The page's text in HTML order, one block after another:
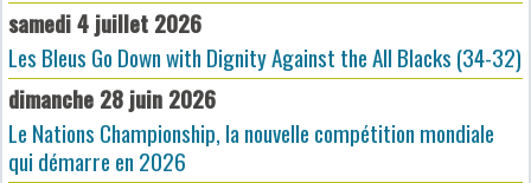
samedi 4 juillet 2026
Les Bleus Go Down with Dignity Against the All Blacks (34-32)
dimanche 28 juin 2026
Le Nations Championship, la nouvelle compétition mondiale
qui démarre en 2026